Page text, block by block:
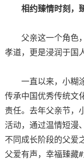
相约臻情时刻，
父亲这一个角色，
孝道，更是浸润于国
一直以来，小糊涂
传承中国优秀传统文
责任。去年父亲节，
活动，通过温情短漫
不同成长阶段的父爱
父爱有声，幸福臻藏